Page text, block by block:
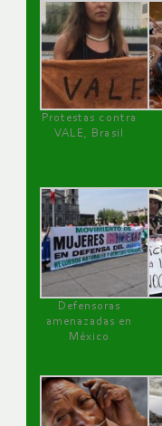
Protestas contra
VALE, Brasil
Defensoras
amenazadas en
México